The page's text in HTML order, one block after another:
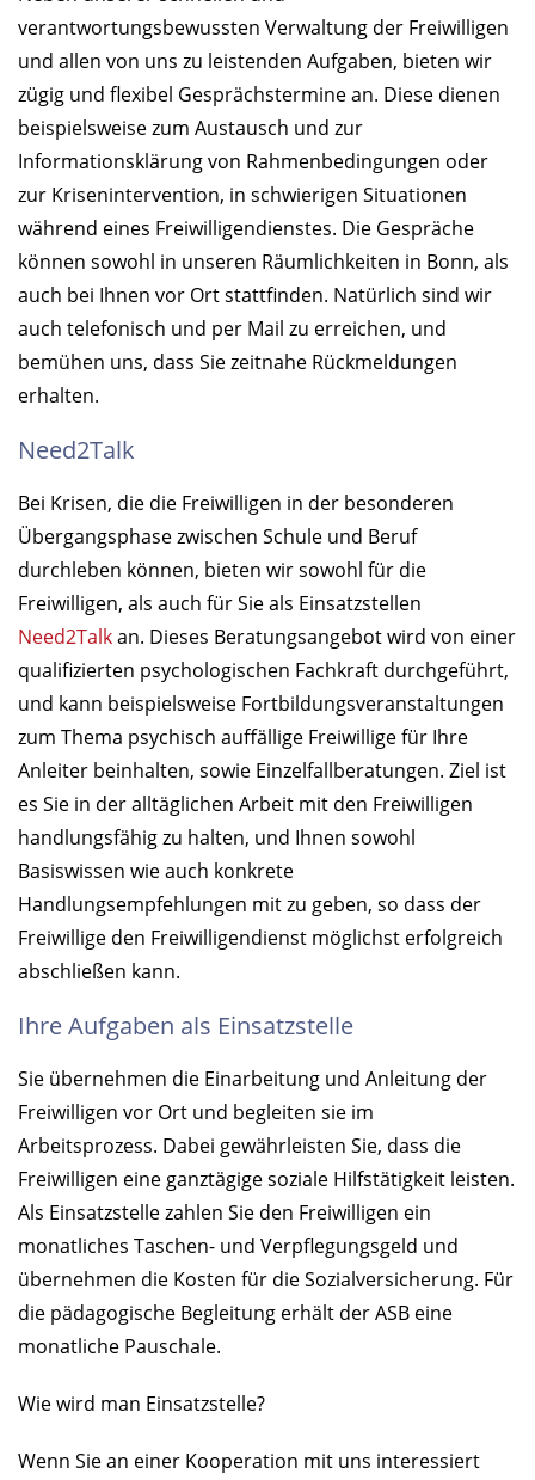
verantwortungsbewussten Verwaltung der Freiwilligen
und allen von uns zu leistenden Aufgaben, bieten wir
zügig und flexibel Gesprächstermine an. Diese dienen
beispielsweise zum Austausch und zur
Informationsklärung von Rahmenbedingungen oder
zur Krisenintervention, in schwierigen Situationen
während eines Freiwilligendienstes. Die Gespräche
können sowohl in unseren Räumlichkeiten in Bonn, als
auch bei Ihnen vor Ort stattfinden. Natürlich sind wir
auch telefonisch und per Mail zu erreichen, und
bemühen uns, dass Sie zeitnahe Rückmeldungen
erhalten.
Need2Talk
Bei Krisen, die die Freiwilligen in der besonderen
Übergangsphase zwischen Schule und Beruf
durchleben können, bieten wir sowohl für die
Freiwilligen, als auch für Sie als Einsatzstellen
Need2Talkan. Dieses Beratungsangebot wird von einer
qualifizierten psychologischen Fachkraft durchgeführt,
und kann beispielsweise Fortbildungsveranstaltungen
zum Thema psychisch auffällige Freiwillige für Ihre
Anleiter beinhalten, sowie Einzelfallberatungen. Ziel ist
es Sie in der alltäglichen Arbeit mit den Freiwilligen
handlungsfähig zu halten, und Ihnen sowohl
Basiswissen wie auch konkrete
Handlungsempfehlungen mit zu geben, so dass der
Freiwillige den Freiwilligendienst möglichst erfolgreich
abschließen kann.
Ihre Aufgaben als Einsatzstelle
Sie übernehmen die Einarbeitung und Anleitung der
Freiwilligen vor Ort und begleiten sie im
Arbeitsprozess. Dabei gewährleisten Sie, dass die
Freiwilligen eine ganztägige soziale Hilfstätigkeit leisten.
Als Einsatzstelle zahlen Sie den Freiwilligen ein
monatliches Taschen- und Verpflegungsgeld und
übernehmen die Kosten für die Sozialversicherung. Für
die pädagogische Begleitung erhält der ASB eine
monatliche Pauschale.
Wie wird man Einsatzstelle?
Wenn Sie an einer Kooperation mit uns interessiert